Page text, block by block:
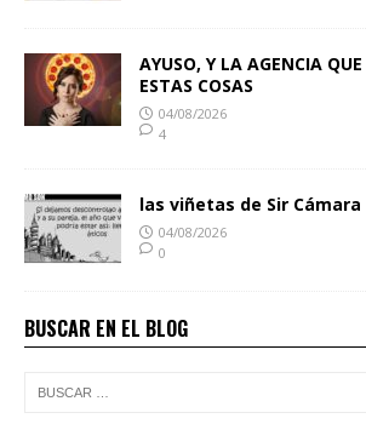
AYUSO, Y LA AGENCIA
ESTAS COSAS
04/08/2026
4
las viñetas de Sir Cámara
04/08/2026
0
BUSCAR EN EL BLOG